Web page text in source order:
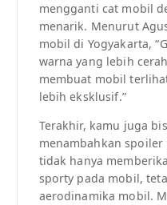
mengganti cat mobil
menarik. Menurut
mobil di Yogyakarta,
warna yang lebih
membuat mobil
lebih eksklusif.”
Terakhir, kamu juga
menambahkan
tidak hanya
sporty pada mobil,
aerodinamika mobil.